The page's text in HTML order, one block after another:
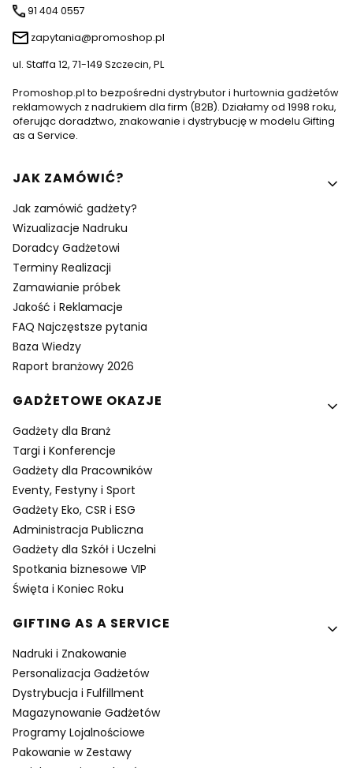
91 404 0557
zapytania@promoshop.pl
ul. Staffa 12, 71-149 Szczecin, PL
Promoshop.pl to bezpośredni dystrybutor i hurtownia gadżetów
reklamowych z nadrukiem dla firm (B2B). Działamy od 1998 roku,
oferując doradztwo, znakowanie i dystrybucję w modelu Gifting
as a Service.
Linki w stopce
JAK ZAMÓWIĆ?
Jak zamówić gadżety?
Wizualizacje Nadruku
Doradcy Gadżetowi
Terminy Realizacji
Zamawianie próbek
Jakość i Reklamacje
FAQ Najczęstsze pytania
Baza Wiedzy
Raport branżowy 2026
GADŻETOWE OKAZJE
Gadżety dla Branż
Targi i Konferencje
Gadżety dla Pracowników
Eventy, Festyny i Sport
Gadżety Eko, CSR i ESG
Administracja Publiczna
Gadżety dla Szkół i Uczelni
Spotkania biznesowe VIP
Święta i Koniec Roku
GIFTING AS A SERVICE
Nadruki i Znakowanie
Personalizacja Gadżetów
Dystrybucja i Fulfillment
Magazynowanie Gadżetów
Programy Lojalnościowe
Pakowanie w Zestawy